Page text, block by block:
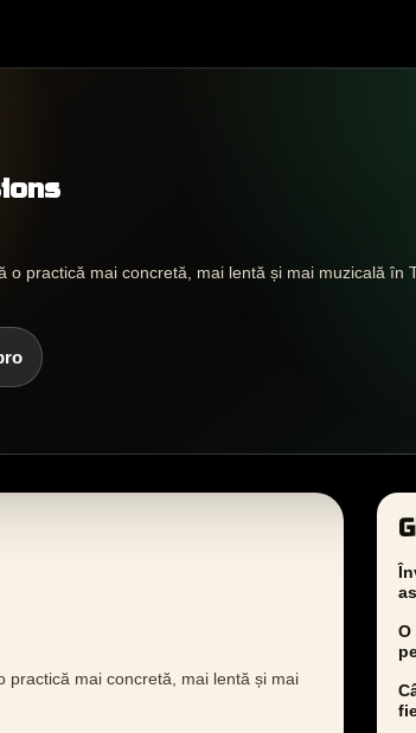
practică mai concretă, mai lentă și mai muzicală în
practică mai concretă, mai lentă și mai
O